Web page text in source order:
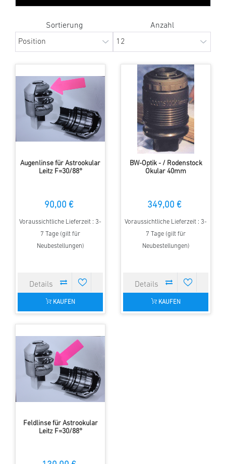
Sortierung Anzahl
Augenlinse für Astrookular
Leitz F=30/88°
90,00 €
Voraussichtliche Lieferzeit : 3-
7 Tage (gilt für
Neubestellungen)
KAUFEN
BW-Optik - / Rodenstock
Okular 40mm
349,00 €
Voraussichtliche Lieferzeit : 3-
7 Tage (gilt für
Neubestellungen)
KAUFEN
Feldlinse für Astrookular
Leitz F=30/88°